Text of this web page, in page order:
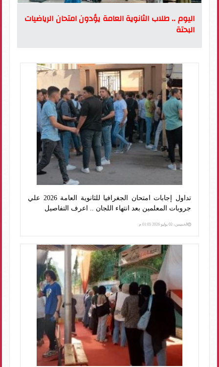
اليوم .. طلاب الثانوية العامة يؤدون امتحان الرياضيات
البحتة
تداول إجابات امتحان الجغرافيا للثانوية العامة 2026 علي
جروبات المعلمين بعد انتهاء اللجان .. اعرف التفاصيل
الخميس، 02 يوليو 2026 01:05 م